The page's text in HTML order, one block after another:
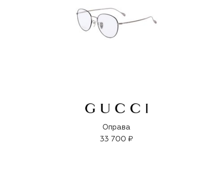
Оправа
33 700 ₽